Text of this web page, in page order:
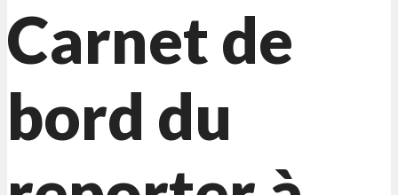
Carnet de
bord du